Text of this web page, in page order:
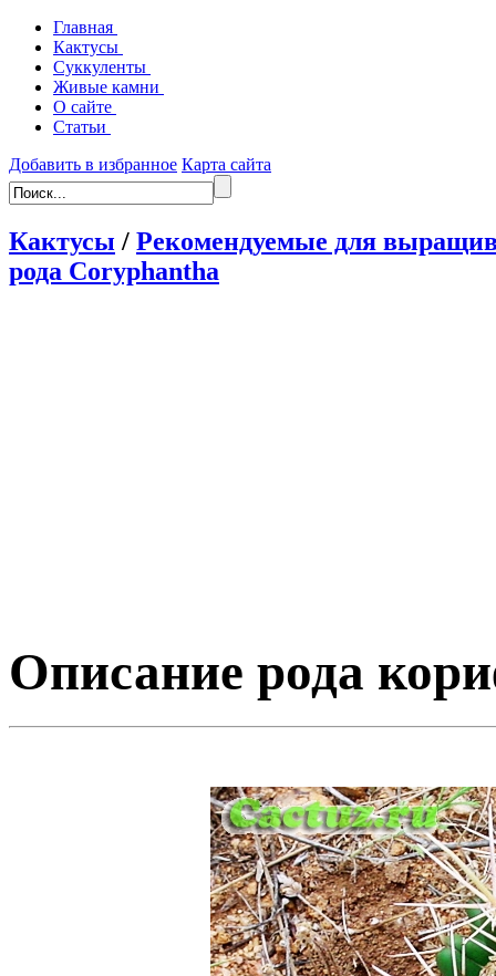
Главная
Кактусы
Суккуленты
Живые камни
О сайте
Статьи
Добавить в избранное Карта сайта
Кактусы / Рекомендуемые для
рода Coryphantha
Описание рода